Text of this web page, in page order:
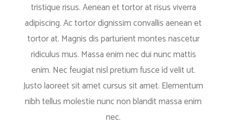
tristique risus. Aenean et tortor at risus viverra
adipiscing. Ac tortor dignissim convallis aenean et
tortor at. Magnis dis parturient montes nascetur
ridiculus mus. Massa enim nec dui nunc mattis
enim. Nec feugiat nisl pretium fusce id velit ut.
Justo laoreet sit amet cursus sit amet. Elementum
nibh tellus molestie nunc non blandit massa enim
nec.